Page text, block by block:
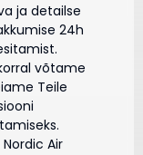
ja detailse
24h
võtame
Teile
Air